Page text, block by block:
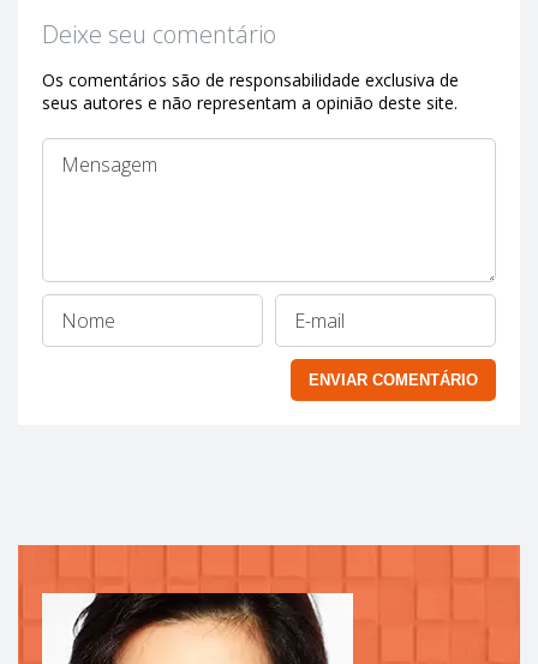
Deixe seu comentário
Os comentários são de responsabilidade exclusiva de
seus autores e não representam a opinião deste site.